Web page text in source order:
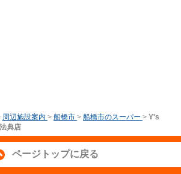
周辺施設案内 > 船橋市 > 船橋市のスーパー > Y's
典店
ページトップに戻る